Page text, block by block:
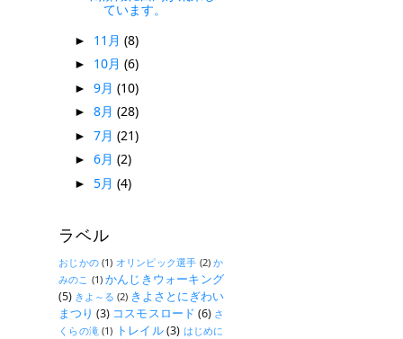
ています。
► 11月 (8)
► 10月 (6)
► 9月 (10)
► 8月 (28)
► 7月 (21)
► 6月 (2)
► 5月 (4)
ラベル
おじかの (1) オリンピック選手 (2) か
みのこ (1) かんじきウォーキング
(5) きよ～る (2) きよさとにぎわい
まつり (3) コスモスロード (6) さ
くらの滝 (1) トレイル(3) はじめに